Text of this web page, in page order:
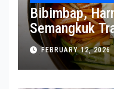
Bibimbap,
Semangkuk
FEBRUARY 12, 2026